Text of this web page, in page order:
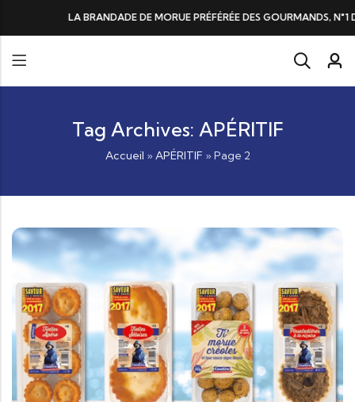
DE MORUE PRÉFÉRÉE DES GOURMANDS, N°1 DANS LES CŒURS ET
Tag Archives: APÉRITIF
Accueil » APÉRITIF » Page 2